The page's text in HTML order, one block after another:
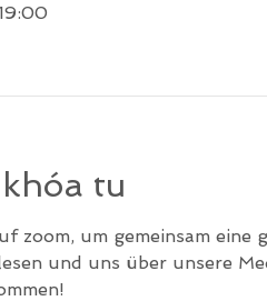
tu
zoom, um gemeinsam eine
und uns über unsere